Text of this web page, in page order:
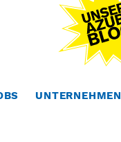
UNTERNEHMEN